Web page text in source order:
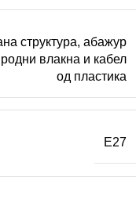
структура, абажур
влакна и кабел
од пластика
E27